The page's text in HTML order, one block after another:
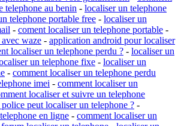
telephone au benin - localiser un telephone
telephone portable free - localiser un
- coment localiser un telephone portable -
waze - application android pour localiser
localiser un telephone perdu ? - localiser un
un telephone fixe - localiser un
- comment localiser un telephone perdu
imei - comment localiser un
localiser et suivre un telephone
peut localiser un telephone ? -
en ligne - comment localiser un